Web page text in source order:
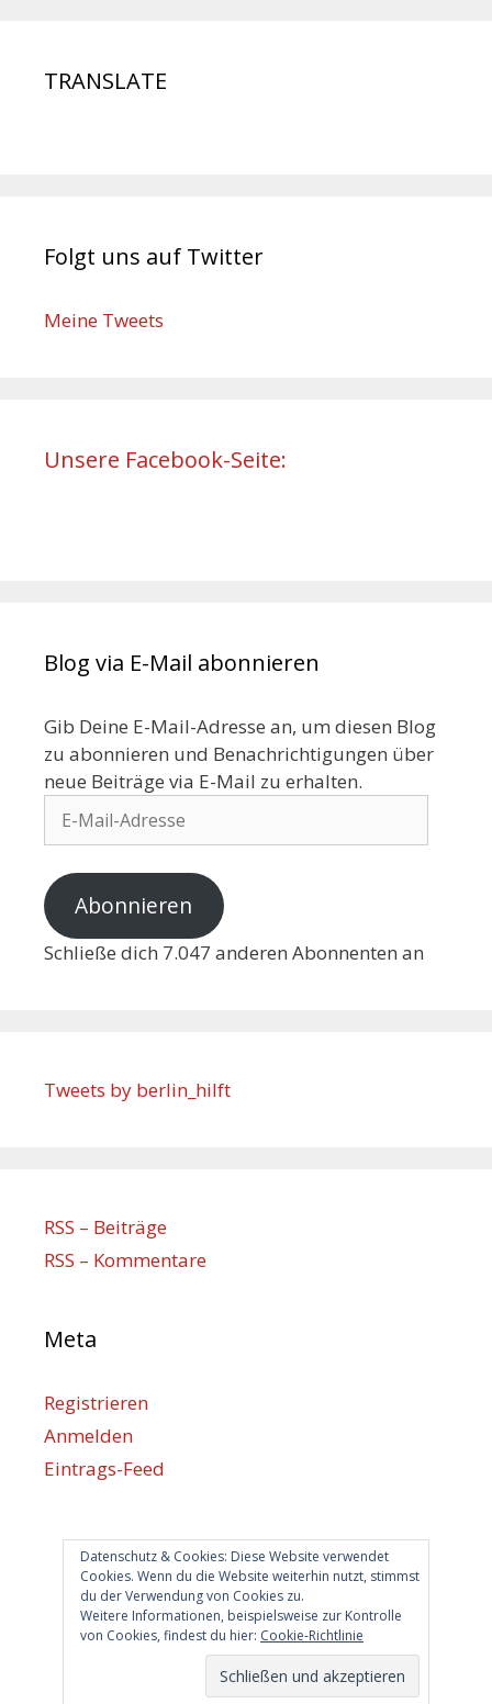
TRANSLATE
Folgt uns auf Twitter
Meine Tweets
Unsere Facebook-Seite:
Blog via E-Mail abonnieren
Gib Deine E-Mail-Adresse an, um diesen Blog
zu abonnieren und Benachrichtigungen über
neue Beiträge via E-Mail zu erhalten.
Abonnieren
Schließe dich 7.047 anderen Abonnenten an
Datenschutz & Cookies: Diese Website verwendet
Cookies. Wenn du die Website weiterhin nutzt, stimmst
du der Verwendung von Cookies zu.
Weitere Informationen, beispielsweise zur Kontrolle
von Cookies, findest du hier: Cookie-Richtlinie
Tweets by berlin_hilft
RSS – Beiträge
RSS – Kommentare
Meta
Registrieren
Anmelden
Eintrags-Feed
WordPress.org
Berlin hilft
info@berlin-hilft.com